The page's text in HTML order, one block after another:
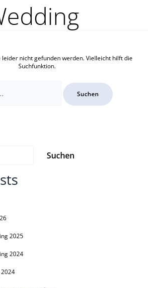
leider nicht gefunden werden. Vielleicht hilft die
Suchfunktion.
Suchen
2025
2024